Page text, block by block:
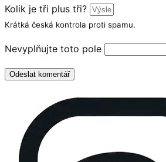
Kolik je tři plus tři?
Krátká česká kontrola proti spamu.
Nevyplňujte toto pole
Odeslat komentář